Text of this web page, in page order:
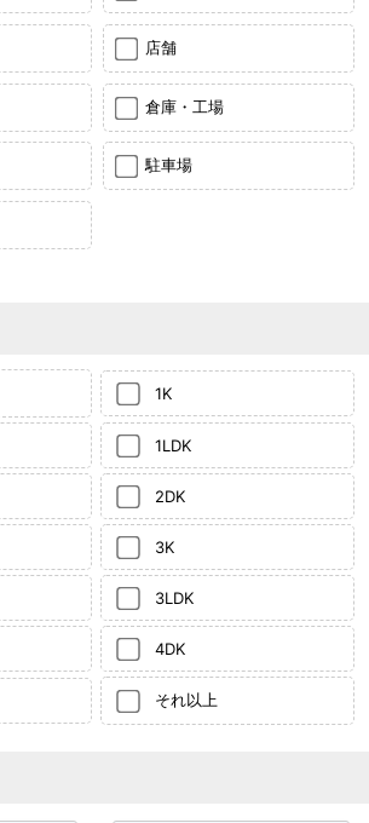
店舗
倉庫・工場
駐車場
1K
1LDK
2DK
3K
3LDK
4DK
それ以上